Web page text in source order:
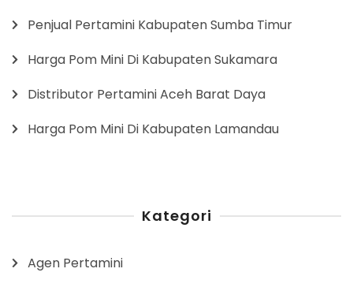
Penjual Pertamini Kabupaten Sumba Timur
Harga Pom Mini Di Kabupaten Sukamara
Distributor Pertamini Aceh Barat Daya
Harga Pom Mini Di Kabupaten Lamandau
Kategori
Agen Pertamini